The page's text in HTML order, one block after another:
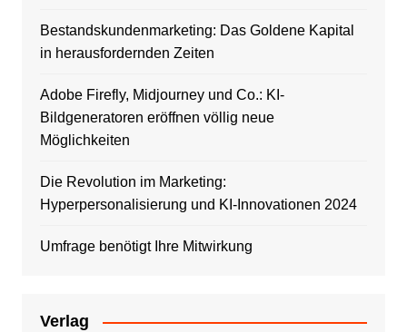
Bestandskundenmarketing: Das Goldene Kapital
in herausfordernden Zeiten
Adobe Firefly, Midjourney und Co.: KI-
Bildgeneratoren eröffnen völlig neue
Möglichkeiten
Die Revolution im Marketing:
Hyperpersonalisierung und KI-Innovationen 2024
Umfrage benötigt Ihre Mitwirkung
Verlag